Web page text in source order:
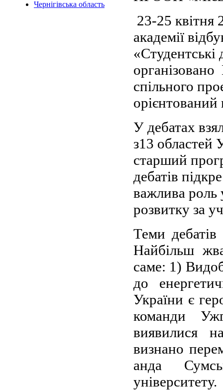
Чернігівська область
23-25 квітня
академії
«Студентські
спільного
У дебатах
з13 областей
старший
дебатів
важлива роль
розвитку за
Теми дебатів
Найбільш
саме: 1)
до
України є
команди
виявилися
визнано
анда
університету.